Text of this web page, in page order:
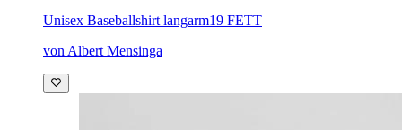
Unisex Baseballshirt langarm19 FETT
von Albert Mensinga